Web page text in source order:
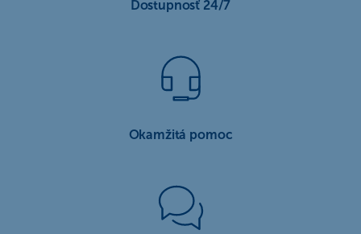
Dostupnosť 24/7
Okamžitá pomoc